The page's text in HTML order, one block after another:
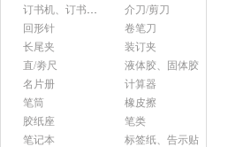
订书机、订书针、起钉器
介刀/剪刀
回形针
卷笔刀
长尾夹
装订夹
直/劵尺
液体胶、固体胶
名片册
计算器
笔筒
橡皮擦
胶纸座
笔类
笔记本
标签纸、告示贴